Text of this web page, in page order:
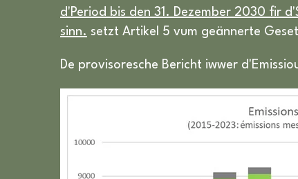
d'Period bis den 31. Dezember 2030 fir
sinn. setzt Artikel 5 vum geännerte
De provisoresche Bericht iwwer